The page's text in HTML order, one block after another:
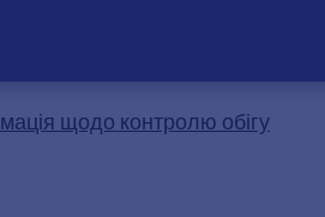
щодо контролю обігу